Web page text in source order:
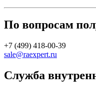
По вопросам
+7 (499) 418-00-39
sale@raexpert.ru
Служба